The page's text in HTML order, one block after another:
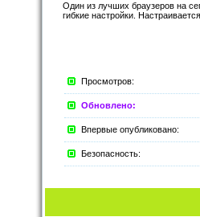
Один из лучших браузеров на
гибкие настройки.
Просмотров:
Обновлено:
Впервые опубликовано:
Безопасность: